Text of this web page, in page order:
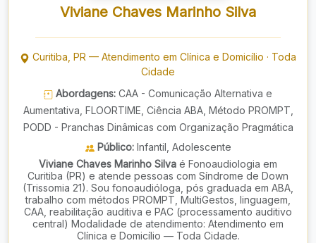
Viviane Chaves Marinho Silva
Curitiba PR — Atendimento em Clínica e Domicílio · Toda
Cidade
Abordagens: CAA - Comunicação Alternativa e
Aumentativa, FLOORTIME, Ciência ABA, Método PROMPT,
PODD - Pranchas Dinâmicas com Organização Pragmática
Público:Infantil, Adolescente
Viviane Chaves Marinho Silva é Fonoaudiologia em
Curitiba (PR) e atende pessoas com Síndrome de Down
(Trissomia 21). Sou fonoaudióloga, pós graduada em ABA,
trabalho com métodos PROMPT, MultiGestos, linguagem,
CAA, reabilitação auditiva e PAC (processamento auditivo
central) Modalidade de atendimento: Atendimento em
Clínica e Domicílio — Toda Cidade.